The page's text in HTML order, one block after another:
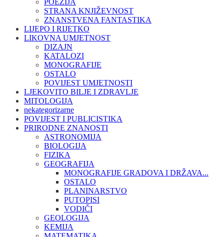
POEZIJA
STRANA KNJIŽEVNOST
ZNANSTVENA FANTASTIKA
LIJEPO I RIJETKO
LIKOVNA UMJETNOST
DIZAJN
KATALOZI
MONOGRAFIJE
OSTALO
POVIJEST UMJETNOSTI
LJEKOVITO BILJE I ZDRAVLJE
MITOLOGIJA
nekategorizarne
POVIJEST I PUBLICISTIKA
PRIRODNE ZNANOSTI
ASTRONOMIJA
BIOLOGIJA
FIZIKA
GEOGRAFIJA
MONOGRAFIJE GRADOVA I DRŽAVA...
OSTALO
PLANINARSTVO
PUTOPISI
VODIČI
GEOLOGIJA
KEMIJA